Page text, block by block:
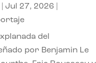
Jul 27, 2026
del
por Benjamin Le